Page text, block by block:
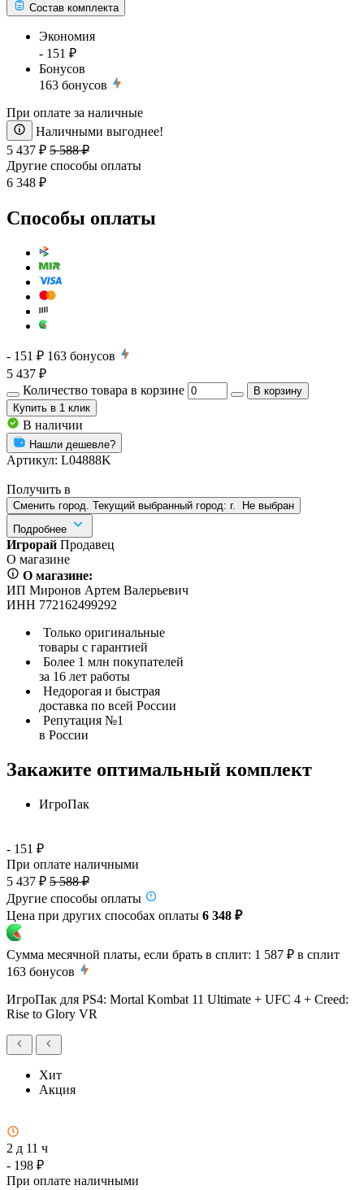
Состав комплекта
Экономия
- 151 ₽
Бонусов
163 бонусов
При оплате за наличные
Наличными выгоднее!
5 437 ₽ 5 588 ₽
Другие способы оплаты
6 348 ₽
Способы оплаты
- 151 ₽ 163 бонусов
5 437 ₽
Количество товара в корзине
В корзину
Купить в 1 клик
В наличии
Нашли дешевле?
Артикул: L04888K
Получить в
Сменить город. Текущий выбранный город: г.
Не выбран
Подробнее
Игрорай Продавец
О магазине
О магазине:
ИП Миронов Артем Валерьевич
ИНН 772162499292
Только оригинальные
товары с гарантией
Более 1 млн покупателей
за 16 лет работы
Недорогая и быстрая
доставка по всей России
Репутация №1
в России
Закажите оптимальный комплект
ИгроПак
- 151 ₽
При оплате наличными
5 437 ₽ 5 588 ₽
Другие способы оплаты
Цена при других способах оплаты 6 348 ₽
Сумма месячной платы, если брать в сплит: 1 587 ₽ в сплит
163 бонусов
ИгроПак для PS4: Mortal Kombat 11 Ultimate + UFC 4 + Creed:
Rise to Glory VR
Хит
Акция
2 д 11 ч
- 198 ₽
При оплате наличными